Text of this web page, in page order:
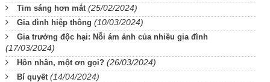
Tim sáng hơn mắt (25/02/2024)
Gia đình hiệp thông (10/03/2024)
Gia trưởng độc hại: Nỗi ám ảnh của nhiều gia đình
(17/03/2024)
Hôn nhân, một ơn gọi? (26/03/2024)
Bí quyết (14/04/2024)